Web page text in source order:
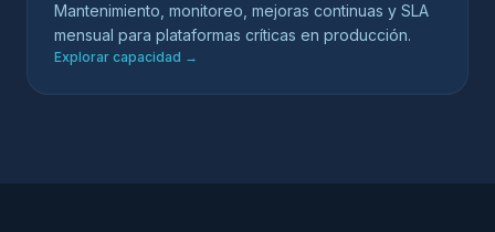
Mantenimiento, monitoreo, mejoras continuas y SLA
mensual para plataformas críticas en producción.
Explorar capacidad →